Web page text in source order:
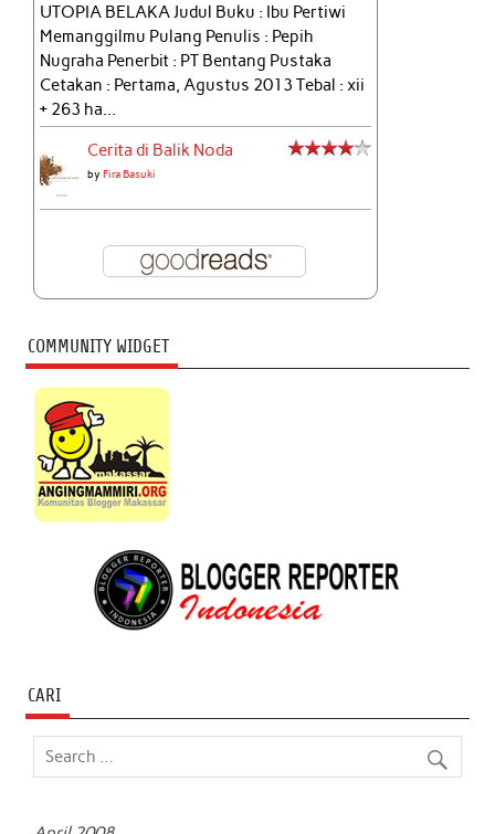
UTOPIA BELAKA Judul Buku : Ibu Pertiwi
Memanggilmu Pulang Penulis : Pepih
Nugraha Penerbit : PT Bentang Pustaka
Cetakan : Pertama, Agustus 2013 Tebal : xii
+ 263 ha...
Cerita di Balik Noda
byFira Basuki
COMMUNITY WIDGET
CARI